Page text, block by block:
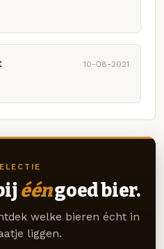
10-08-2021
ééngoed bier.
welke bieren écht in
liggen.